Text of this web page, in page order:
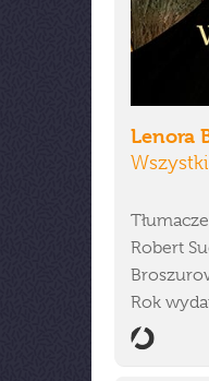
Lenora
Robert
Rok